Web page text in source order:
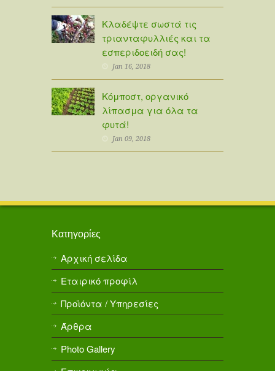
Κλαδέψτε σωστά τις
τριανταφυλλιές και τα
εσπεριδοειδή σας!
Jan 16, 2018
Κόμποστ, οργανικό
λίπασμα για όλα τα
φυτά!
Jan 09, 2018
Κατηγορίες
Αρχική σελίδα
Εταιρικό προφίλ
Προϊόντα / Υπηρεσίες
Άρθρα
Photo Gallery